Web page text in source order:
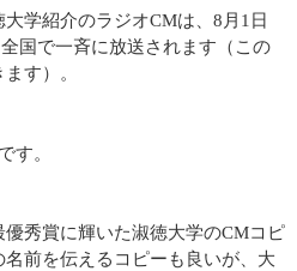
学紹介のラジオCMは、8月1日
国で一斉に放送されます（この
す）。
す。
秀賞に輝いた淑徳大学のCMコピ
前を伝えるコピーも良いが、大